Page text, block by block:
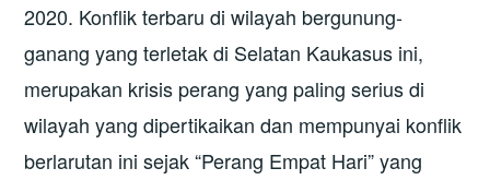
2020. Konflik terbaru di wilayah bergunung-
ganang yang terletak di Selatan Kaukasus ini,
merupakan krisis perang yang paling serius di
wilayah yang dipertikaikan dan mempunyai konflik
berlarutan ini sejak “Perang Empat Hari” yang